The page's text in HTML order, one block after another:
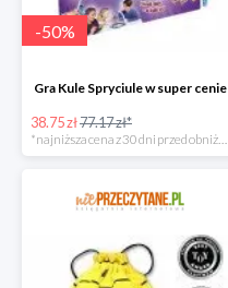
-50%
Gra Kule Spryciule w super cenie
38.75 zł77.17 zł*